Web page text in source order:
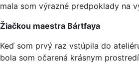
mala som výrazné predpoklady na
Žiačkou maestra Bártfaya
Keď som prvý raz vstúpila do
bola som očarená krásnym